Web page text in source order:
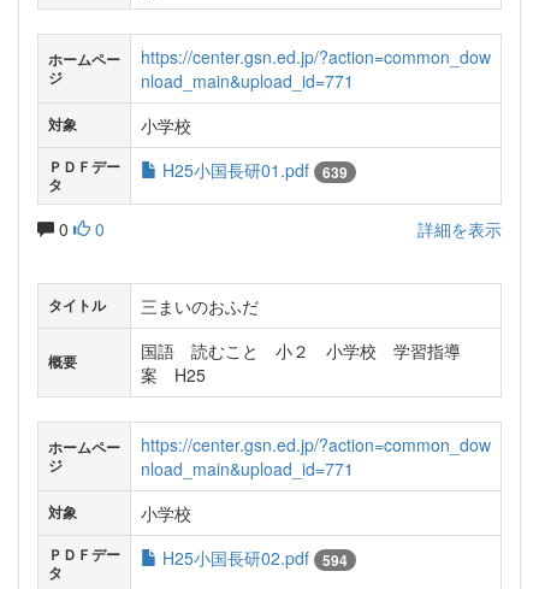
ホームペー
ジ
https://center.gsn.ed.jp/?action=common_dow
nload_main&upload_id=771
対象 小学校
ＰＤＦデー
タ
H25小国長研01.pdf 639
0 0 詳細を表示
タイトル 三まいのおふだ
概要
国語 読むこと 小２ 小学校 学習指導
案 H25
ホームペー
ジ
https://center.gsn.ed.jp/?action=common_dow
nload_main&upload_id=771
対象 小学校
ＰＤＦデー
タ
H25小国長研02.pdf 594